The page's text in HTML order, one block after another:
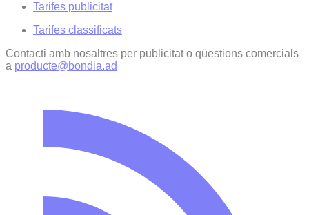
Tarifes publicitat
Tarifes classificats
Contacti amb nosaltres per publicitat o qüestions comercials
a producte@bondia.ad